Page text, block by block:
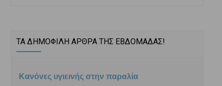
ΤΑ ΔΗΜΟΦΙΛΗ ΑΡΘΡΑ ΤΗΣ ΕΒΔΟΜΑΔΑΣ!
Κανόνες υγιεινής στην παραλία